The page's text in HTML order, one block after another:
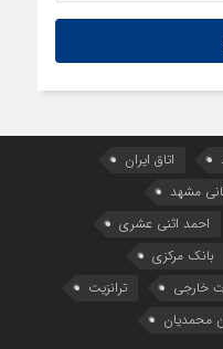
اتاق ایران
مشهد
احمد اثنی عشری
بانک مرکزی
خارجی
ترانزیت
محمدیان